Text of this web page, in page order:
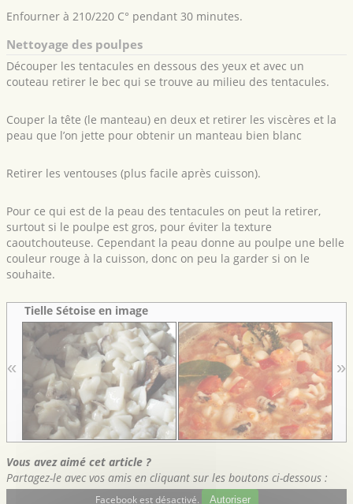
Enfourner à 210/220 C° pendant 30 minutes.
Nettoyage des poulpes
Découper les tentacules en dessous des yeux et avec un
couteau retirer le bec qui se trouve au milieu des tentacules.
Couper la tête (le manteau) en deux et retirer les viscères et la
peau que l’on jette pour obtenir un manteau bien blanc
Retirer les ventouses (plus facile après cuisson).
Pour ce qui est de la peau des tentacules on peut la retirer,
surtout si le poulpe est gros, pour éviter la texture
caoutchouteuse. Cependant la peau donne au poulpe une belle
couleur rouge à la cuisson, donc on peu la garder si on le
souhaite.
Tielle Sétoise en image
« »
Vous avez aimé cet article ?
Partagez-le avec vos amis en cliquant sur les boutons ci-dessous :
Facebook est désactivé. Autoriser